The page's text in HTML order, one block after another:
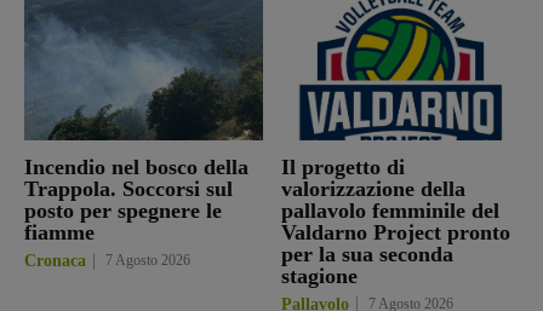
Incendio nel bosco della
Trappola. Soccorsi sul
posto per spegnere le
fiamme
Cronaca 7 Agosto 2026
Il progetto di
valorizzazione della
pallavolo femminile del
Valdarno Project pronto
per la sua seconda
stagione
Pallavolo 7 Agosto 2026